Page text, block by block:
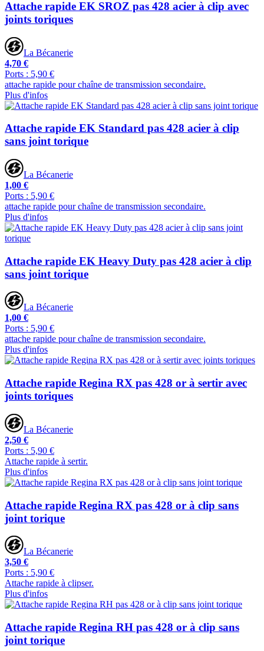
Attache rapide EK SROZ pas 428 acier à clip avec
joints toriques
La Bécanerie
4,70 €
Ports : 5,90 €
attache rapide pour chaîne de transmission secondaire.
Plus d'infos
Attache rapide EK Standard pas 428 acier à clip
sans joint torique
La Bécanerie
1,00 €
Ports : 5,90 €
attache rapide pour chaîne de transmission secondaire.
Plus d'infos
Attache rapide EK Heavy Duty pas 428 acier à clip
sans joint torique
La Bécanerie
1,00 €
Ports : 5,90 €
attache rapide pour chaîne de transmission secondaire.
Plus d'infos
Attache rapide Regina RX pas 428 or à sertir avec
joints toriques
La Bécanerie
2,50 €
Ports : 5,90 €
Attache rapide à sertir.
Plus d'infos
Attache rapide Regina RX pas 428 or à clip sans
joint torique
La Bécanerie
3,50 €
Ports : 5,90 €
Attache rapide à clipser.
Plus d'infos
Attache rapide Regina RH pas 428 or à clip sans
joint torique